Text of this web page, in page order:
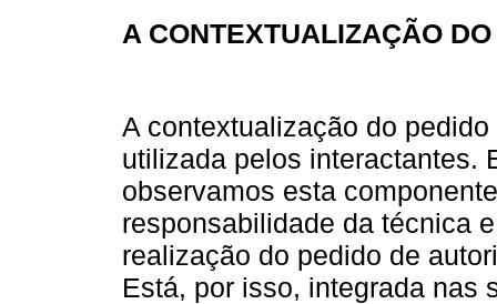
A CONTEXTUALIZAÇÃO
A contextualização do
utilizada pelos interactantes.
observamos esta
responsabilidade da técnica
realização do pedido de
Está, por isso, integrada